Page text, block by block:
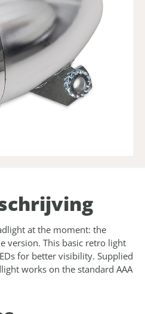
at the moment: the
version. This basic retro light
for better visibility. Supplied
works on the standard AAA